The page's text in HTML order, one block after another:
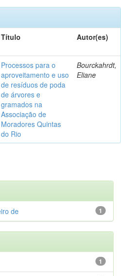
Título Autor(es)
Processos para o
aproveitamento e uso
de resíduos de poda
de árvores e
gramados na
Associação de
Moradores Quintas
do Rio
Bourckahrdt,
Eliane
1
de
1